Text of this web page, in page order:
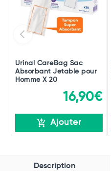
Urinal CareBag Sac
Absorbant Jetable pour
Homme X 20
16,90€
Ajouter
Description